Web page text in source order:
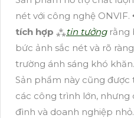
nét với công nghệ ONVIF.
tích hợp ⁂tin tưởngrằng
bức ảnh sắc nét và rõ
trường ánh sáng khó khăn.
Sản phẩm này cũng được
các công trình lớn,
đình và doanh nghiệp